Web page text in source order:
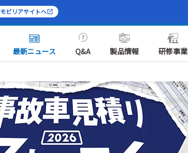
モビリアサイトへ
最新ニュース Q&A 製品情報 研修事業